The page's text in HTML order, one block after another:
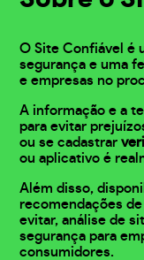
O Site Confiável é
segurança e uma
e empresas no
A informação e a
para evitar
ou se cadastrar
ou aplicativo é
Além disso,
recomendações
evitar, análise de
segurança para
consumidores.